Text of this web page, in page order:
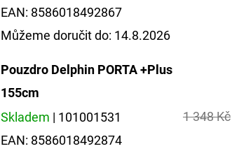
EAN: 8586018492867
Můžeme doručit do: 14.8.2026
Pouzdro Delphin PORTA +Plus
155cm
Skladem | 101001531
EAN: 8586018492874
1 348 Kč